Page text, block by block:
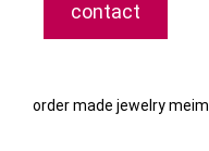
contact
order made jewelry